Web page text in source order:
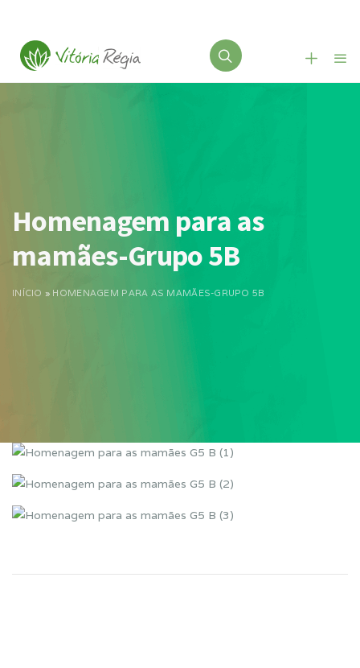
Homenagem para as
mamães-Grupo 5B
INÍCIO » HOMENAGEM PARA AS MAMÃES-GRUPO 5B